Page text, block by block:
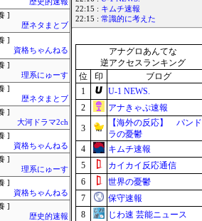
歴史的速報
]
歴ネタまとブ
]
資格ちゃんねる
]
理系にゅーす
]
歴ネタまとブ
]
大河ドラマ2ch
]
資格ちゃんねる
]
理系にゅーす
]
資格ちゃんねる
]
歴史的速報
22:15 : キムチ速報
22:15 : 常識的に考えた
アナグロあんてな
逆アクセスランキング
位
印
ブログ
1
U-1 NEWS.
2
アナきゃぷ速報
3
【海外の反応】 パンド
ラの憂鬱
4
キムチ速報
5
カイカイ反応通信
6
世界の憂鬱
7
保守速報
8
じわ速 芸能ニュース